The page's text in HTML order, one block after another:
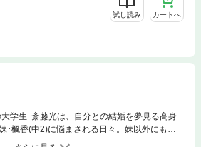
試し読み カートへ
学生･斎藤光は、自分との結婚を夢見る高身
･楓香(中2)に悩まされる日々。妹以外にもな
中学生らに囲まれて…。大きいは正義。でか萌